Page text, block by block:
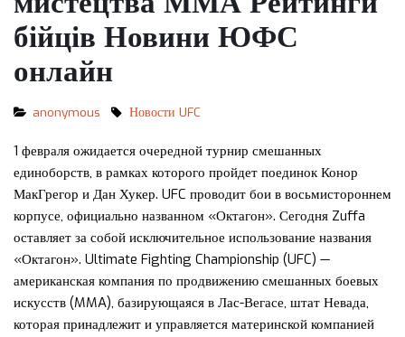
бійців Новини ЮФС
онлайн
anonymous Новости UFC
1 февраля ожидается очередной турнир смешанных
единоборств, в рамках которого пройдет поединок Конор
МакГрегор и Дан Хукер. UFC проводит бои в восьмистороннем
корпусе, официально названном «Октагон». Сегодня Zuffa
оставляет за собой исключительное использование названия
«Октагон». Ultimate Fighting Championship (UFC) —
американская компания по продвижению смешанных боевых
искусств (MMA), базирующаяся в Лас-Вегасе, штат Невада,
которая принадлежит и управляется материнской компанией